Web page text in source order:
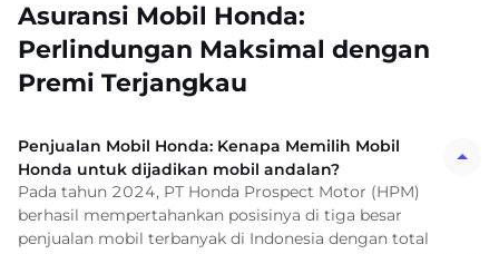
Asuransi Mobil Honda:
Perlindungan Maksimal dengan
Premi Terjangkau
Penjualan Mobil Honda: Kenapa Memilih Mobil
Honda untuk dijadikan mobil andalan?
Pada tahun 2024, PT Honda Prospect Motor (HPM)
berhasil mempertahankan posisinya di tiga besar
penjualan mobil terbanyak di Indonesia dengan total